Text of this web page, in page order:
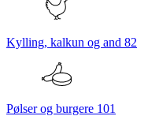
Kylling, kalkun og and 82
Pølser og burgere 101